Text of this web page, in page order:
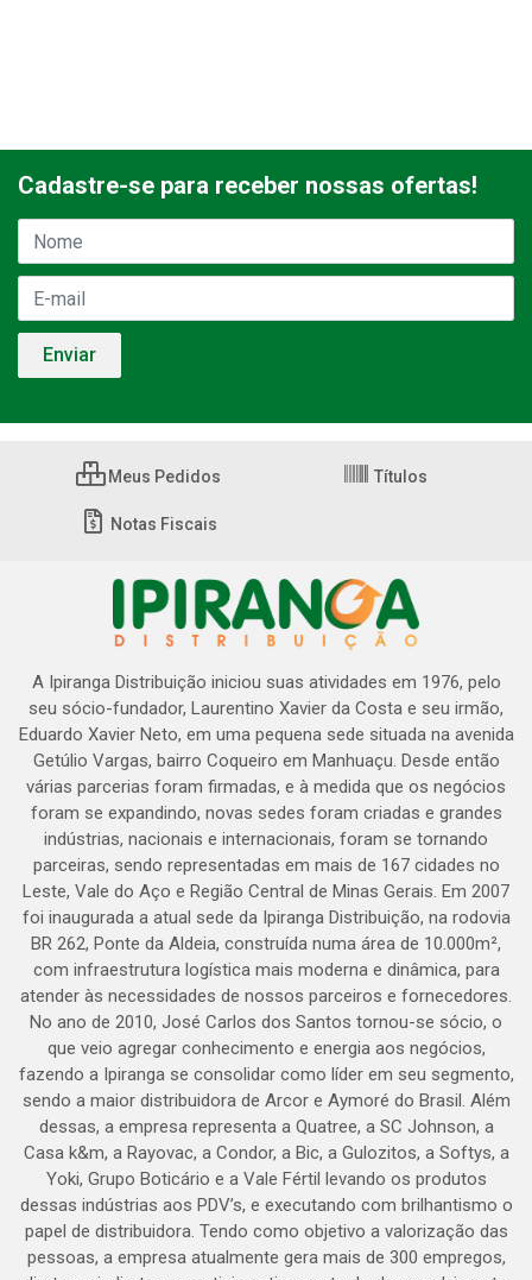
Cadastre-se para receber nossas ofertas!
Meus Pedidos Títulos
Notas Fiscais
A Ipiranga Distribuição iniciou suas atividades em 1976, pelo
seu sócio-fundador, Laurentino Xavier da Costa e seu irmão,
Eduardo Xavier Neto, em uma pequena sede situada na avenida
Getúlio Vargas, bairro Coqueiro em Manhuaçu. Desde então
várias parcerias foram firmadas, e à medida que os negócios
foram se expandindo, novas sedes foram criadas e grandes
indústrias, nacionais e internacionais, foram se tornando
parceiras, sendo representadas em mais de 167 cidades no
Leste, Vale do Aço e Região Central de Minas Gerais. Em 2007
foi inaugurada a atual sede da Ipiranga Distribuição, na rodovia
BR 262, Ponte da Aldeia, construída numa área de 10.000m²,
com infraestrutura logística mais moderna e dinâmica, para
atender às necessidades de nossos parceiros e fornecedores.
No ano de 2010, José Carlos dos Santos tornou-se sócio, o
que veio agregar conhecimento e energia aos negócios,
fazendo a Ipiranga se consolidar como líder em seu segmento,
sendo a maior distribuidora de Arcor e Aymoré do Brasil. Além
dessas, a empresa representa a Quatree, a SC Johnson, a
Casa k&m, a Rayovac, a Condor, a Bic, a Gulozitos, a Softys, a
Yoki, Grupo Boticário e a Vale Fértil levando os produtos
dessas indústrias aos PDV’s, e executando com brilhantismo o
papel de distribuidora. Tendo como objetivo a valorização das
pessoas, a empresa atualmente gera mais de 300 empregos,